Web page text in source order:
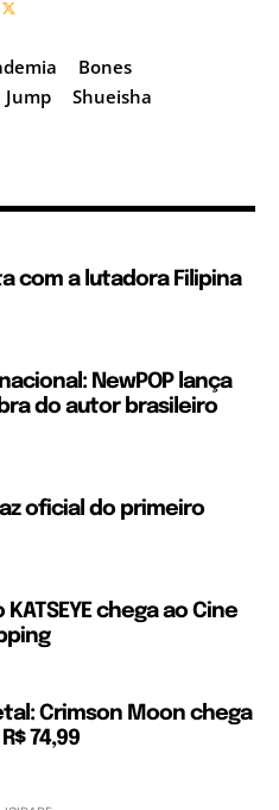
Bones
Jump Shueisha
com a lutadora Filipina
NewPOP lança
do autor brasileiro
oficial do primeiro
chega ao Cine
Crimson Moon chega
74,99